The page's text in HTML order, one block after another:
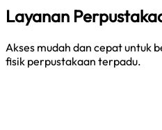
Layanan
Akses mudah dan cepat untuk
fisik perpustakaan terpadu.